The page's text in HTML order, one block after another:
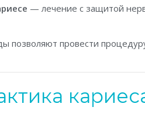
— лечение с защитой
позволяют провести